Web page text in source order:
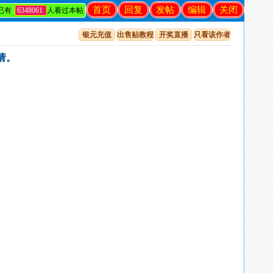
关闭
编辑
发帖
回复
首页
有 6348061 人看过本帖
银元充值 出售贴教程 开奖直播 只看该作者